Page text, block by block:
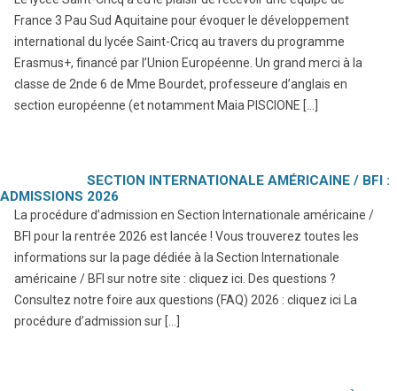
France 3 Pau Sud Aquitaine pour évoquer le développement
international du lycée Saint-Cricq au travers du programme
Erasmus+, financé par l’Union Européenne. Un grand merci à la
classe de 2nde 6 de Mme Bourdet, professeure d’anglais en
section européenne (et notamment Maia PISCIONE […]
SECTION INTERNATIONALE AMÉRICAINE / BFI :
ADMISSIONS 2026
La procédure d’admission en Section Internationale américaine /
BFI pour la rentrée 2026 est lancée ! Vous trouverez toutes les
informations sur la page dédiée à la Section Internationale
américaine / BFI sur notre site : cliquez ici. Des questions ?
Consultez notre foire aux questions (FAQ) 2026 : cliquez ici La
procédure d’admission sur […]